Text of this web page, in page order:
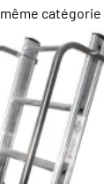
catégorie